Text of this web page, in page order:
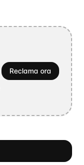
Reclama ora